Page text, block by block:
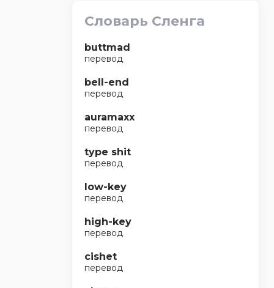
Словарь Сленга
buttmad
перевод
bell-end
перевод
auramaxx
перевод
type shit
перевод
low-key
перевод
high-key
перевод
cishet
перевод